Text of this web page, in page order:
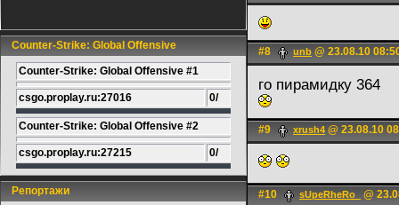
Counter-Strike: Global Offensive
Counter-Strike: Global Offensive #1
csgo.proplay.ru:27016 0/
Counter-Strike: Global Offensive #2
csgo.proplay.ru:27215 0/
Репортажи
#8 unb @ 23.08.10
го пирамидку 364
#9 xrush4 @ 23.08.10
#10 sUpeRheRo_ @